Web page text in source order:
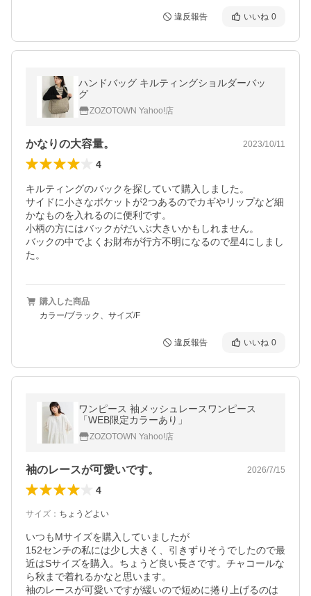
違反報告 いいね 0
ハンドバッグ キルティングショルダーバッ
グ
ZOZOTOWN Yahoo!店
かなりの大容量。 2023/10/11
4
キルティングのバックを探していて購入しました。
サイドに小さなポケットが2つあるのでカギやリップなど細
かなものを入れるのに便利です。
小柄の方にはバックがだいぶ大きいかもしれません。
バックの中でよくお財布が行方不明になるので星4にしまし
た。
購入した商品
カラー/ブラック、サイズ/F
違反報告 いいね 0
ワンピース 袖メッシュレースワンピース
「WEB限定カラーあり」
ZOZOTOWN Yahoo!店
袖のレースが可愛いです。 2026/7/15
4
サイズ ： ちょうどよい
いつもMサイズを購入していましたが
152センチの私には少し大きく、引きずりそうでしたので最
近はSサイズを購入。ちょうど良い長さです。チャコールな
ら秋まで着れるかなと思います。
袖のレースが可愛いですが緩いので短めに捲り上げるのは